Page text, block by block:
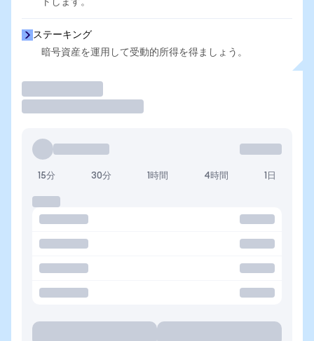
トします。
ステーキング
暗号資産を運用して受動的所得を得ましょう。
15分 30分 1時間 4時間 1日